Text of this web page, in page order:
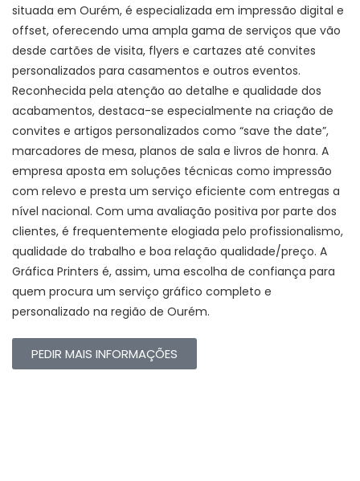
situada em Ourém, é especializada em impressão digital e
offset, oferecendo uma ampla gama de serviços que vão
desde cartões de visita, flyers e cartazes até convites
personalizados para casamentos e outros eventos.
Reconhecida pela atenção ao detalhe e qualidade dos
acabamentos, destaca-se especialmente na criação de
convites e artigos personalizados como “save the date”,
marcadores de mesa, planos de sala e livros de honra. A
empresa aposta em soluções técnicas como impressão
com relevo e presta um serviço eficiente com entregas a
nível nacional. Com uma avaliação positiva por parte dos
clientes, é frequentemente elogiada pelo profissionalismo,
qualidade do trabalho e boa relação qualidade/preço. A
Gráfica Printers é, assim, uma escolha de confiança para
quem procura um serviço gráfico completo e
personalizado na região de Ourém.
PEDIR MAIS INFORMAÇÕES